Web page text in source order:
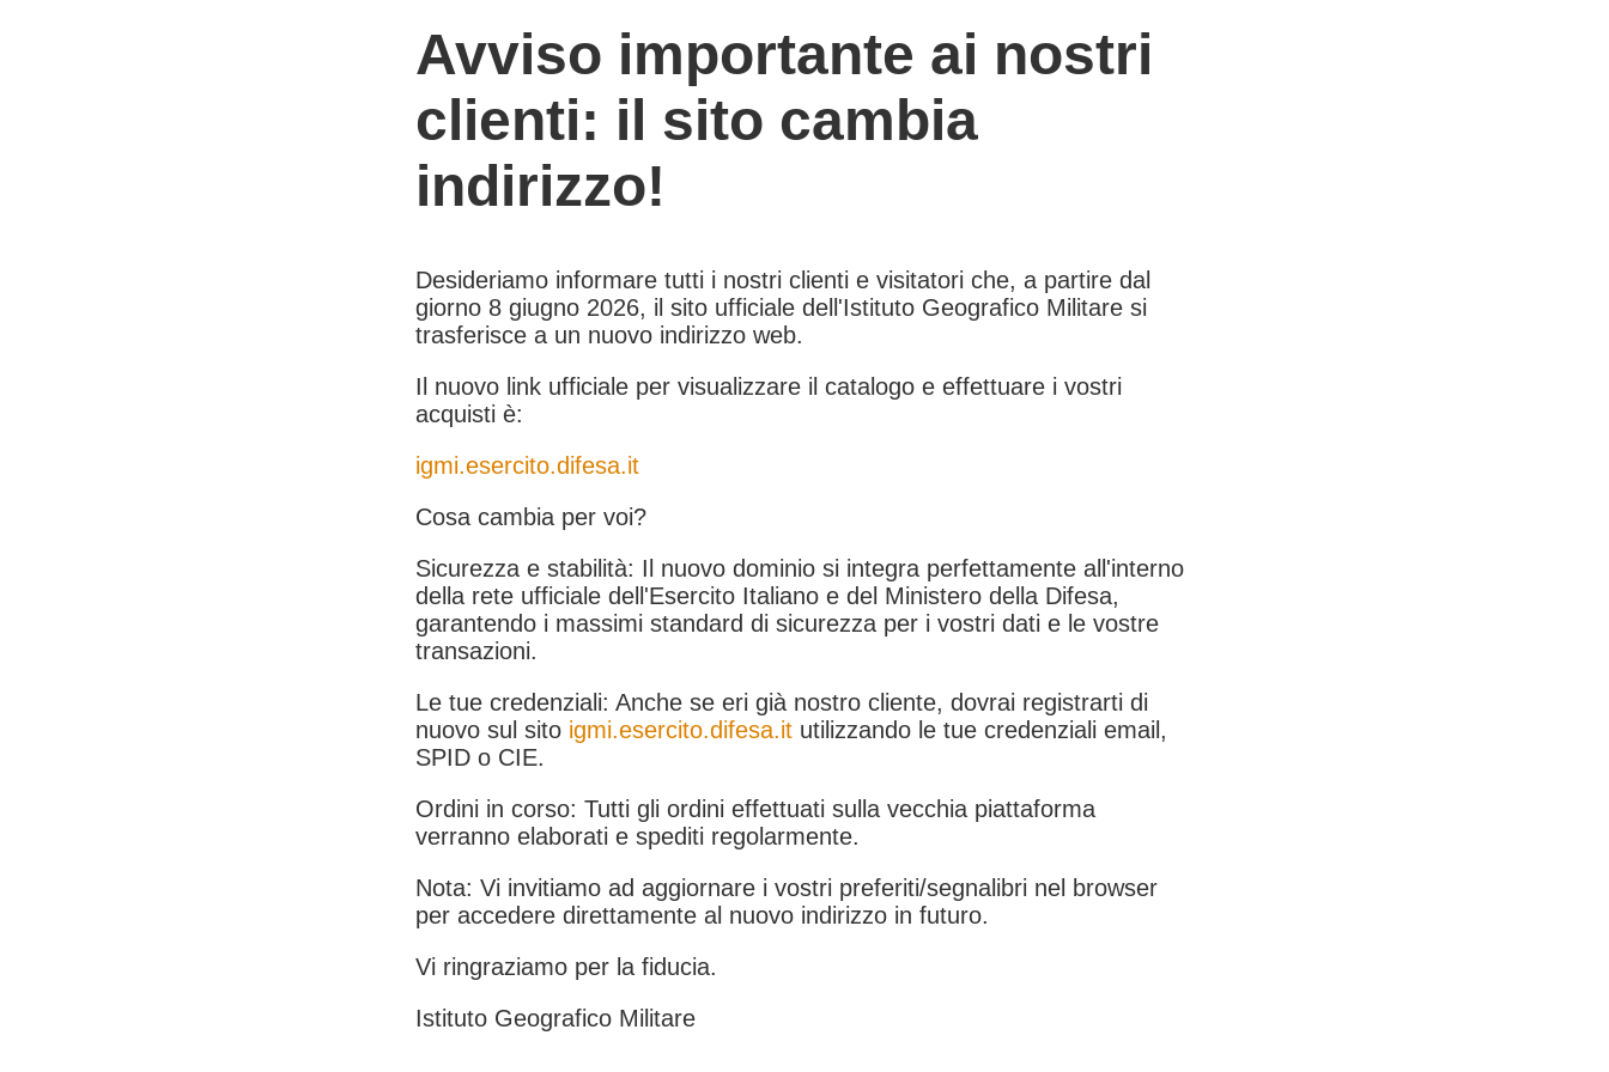
Avviso importante ai nostri
clienti: il sito cambia
indirizzo!
Desideriamo informare tutti i nostri clienti e visitatori che, a partire dal
giorno 8 giugno 2026, il sito ufficiale dell'Istituto Geografico Militare si
trasferisce a un nuovo indirizzo web.
Il nuovo link ufficiale per visualizzare il catalogo e effettuare i vostri
acquisti è:
igmi.esercito.difesa.it
Cosa cambia per voi?
Sicurezza e stabilità: Il nuovo dominio si integra perfettamente all'interno
della rete ufficiale dell'Esercito Italiano e del Ministero della Difesa,
garantendo i massimi standard di sicurezza per i vostri dati e le vostre
transazioni.
Le tue credenziali: Anche se eri già nostro cliente, dovrai registrarti di
nuovo sul sito igmi.esercito.difesa.it utilizzando le tue credenziali email,
SPID o CIE.
Ordini in corso: Tutti gli ordini effettuati sulla vecchia piattaforma
verranno elaborati e spediti regolarmente.
Nota: Vi invitiamo ad aggiornare i vostri preferiti/segnalibri nel browser
per accedere direttamente al nuovo indirizzo in futuro.
Vi ringraziamo per la fiducia.
Istituto Geografico Militare